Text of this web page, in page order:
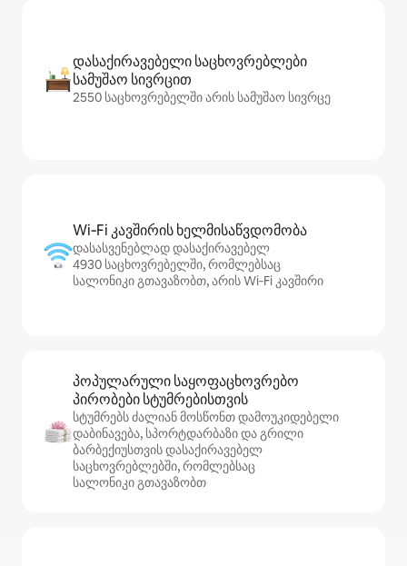
დასაქირავებელი საცხოვრებლები
სამუშაო სივრცით
2550 საცხოვრებელში არის სამუშაო სივრცე
Wi‑Fi კავშირის ხელმისაწვდომობა
დასასვენებლად დასაქირავებელ
4930 საცხოვრებელში, რომლებსაც
სალონიკი გთავაზობთ, არის Wi‑Fi კავშირი
პოპულარული საყოფაცხოვრებო
პირობები სტუმრებისთვის
სტუმრებს ძალიან მოსწონთ დამოუკიდებელი
დაბინავება, სპორტდარბაზი და გრილი
ბარბექიუსთვის დასაქირავებელ
საცხოვრებლებში, რომლებსაც
სალონიკი გთავაზობთ